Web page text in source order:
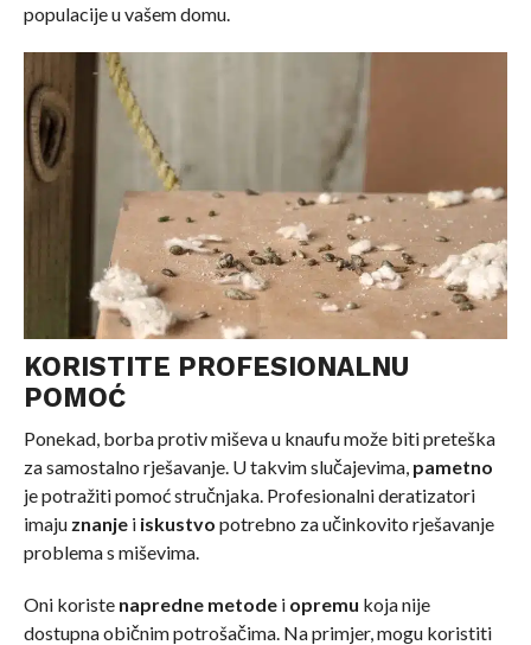
populacije u vašem domu.
KORISTITE PROFESIONALNU
POMOĆ
Ponekad, borba protiv miševa u knaufu može biti preteška
za samostalno rješavanje. U takvim slučajevima, pametno
je potražiti pomoć stručnjaka. Profesionalni deratizatori
imaju znanjei iskustvo potrebno za učinkovito rješavanje
problema s miševima.
Oni koriste napredne metodei opremu koja nije
dostupna običnim potrošačima. Na primjer, mogu koristiti